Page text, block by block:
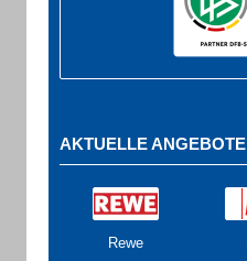
AKTUELLE ANGEBOTE
Rewe